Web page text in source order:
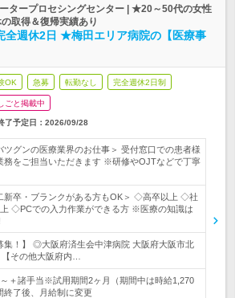
タープロセシングセンター | ★20～50代の女性
取得＆復帰実績あり
週休2日 ★梅田エリア病院の【医療事
OK 急募 転勤なし 完全週休2日制
ごと掲載中
了予定日： 2026/09/28
ツグンの医療業界のお仕事＞ 受付窓口での患者様
務をご担当いただきます ※研修やOJTなどで丁寧
新卒・ブランクがある方もOK＞ ◇高卒以上 ◇社
◇PCでの入力作業ができる方 ※医療の知識は
集！】 ◎大阪府済生会中津病院 大阪府大阪市北
その他大阪府内…
＋諸手当※試用期間2ヶ月（期間中は時給1,270
了後、月給制に変更